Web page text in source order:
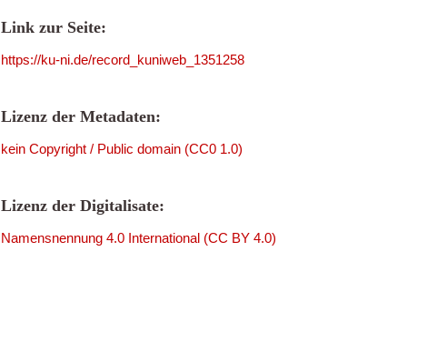
Link zur Seite:
https://ku-ni.de/record_kuniweb_1351258
Lizenz der Metadaten:
kein Copyright / Public domain (CC0 1.0)
Lizenz der Digitalisate:
Namensnennung 4.0 International (CC BY 4.0)